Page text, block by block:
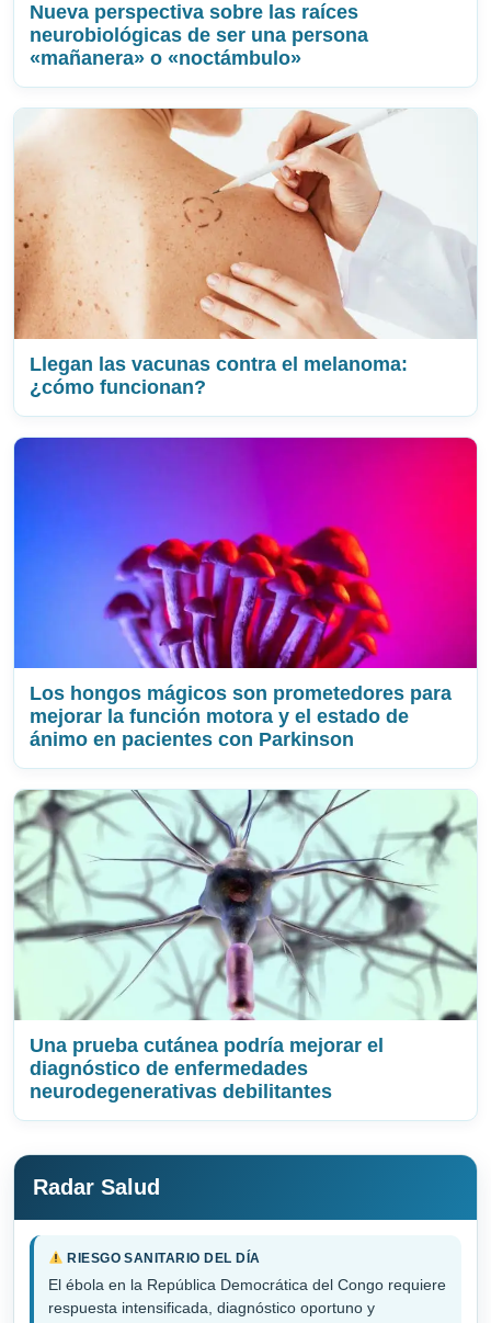
Nueva perspectiva sobre las raíces
neurobiológicas de ser una persona
«mañanera» o «noctámbulo»
Llegan las vacunas contra el melanoma:
¿cómo funcionan?
Los hongos mágicos son prometedores para
mejorar la función motora y el estado de
ánimo en pacientes con Parkinson
Una prueba cutánea podría mejorar el
diagnóstico de enfermedades
neurodegenerativas debilitantes
Radar Salud
RIESGO SANITARIO DEL DÍA
El ébola en la República Democrática del Congo requiere
respuesta intensificada, diagnóstico oportuno y